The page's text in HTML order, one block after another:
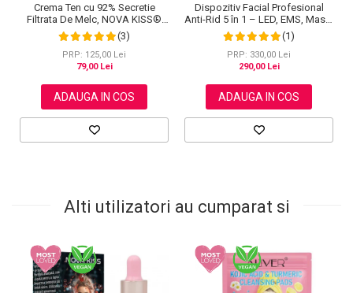
Crema Ten cu 92% Secretie
Filtrata De Melc, NOVA KISS®
Advanced Snail 92 All In One,
100 g
(3)
PRP: 125,00 Lei
79,00 Lei
ADAUGA IN COS
Dispozitiv Facial Profesional
Anti-Rid 5 în 1 – LED, EMS, Masaj
Termic, Lifting & Rejuvenare
(1)
PRP: 330,00 Lei
290,00 Lei
ADAUGA IN COS
Alti utilizatori au cumparat si